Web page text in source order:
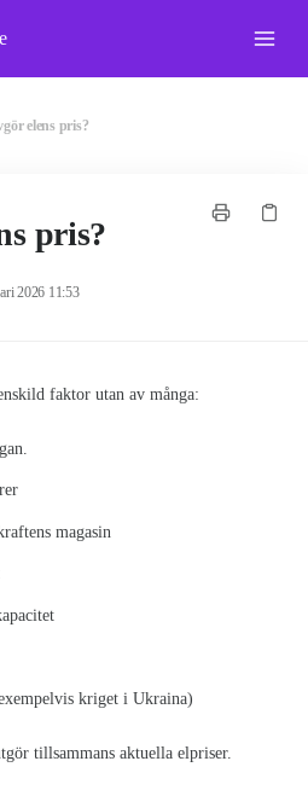
elens pris?
pris?
2026 11:53
faktor utan av många:
magasin
kriget i Ukraina)
tillsammans aktuella elpriser.